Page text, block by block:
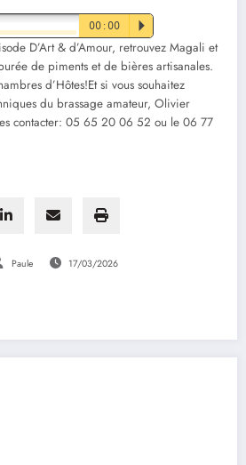
00:00 P
D’Art & d’Amour, retrouvez Magali et
de piments et de bières artisanales.
d’Hôtes!Et si vous souhaitez
du brassage amateur, Olivier
contacter: 05 65 20 06 52 ou le 06 77
Paule 17/03/2026